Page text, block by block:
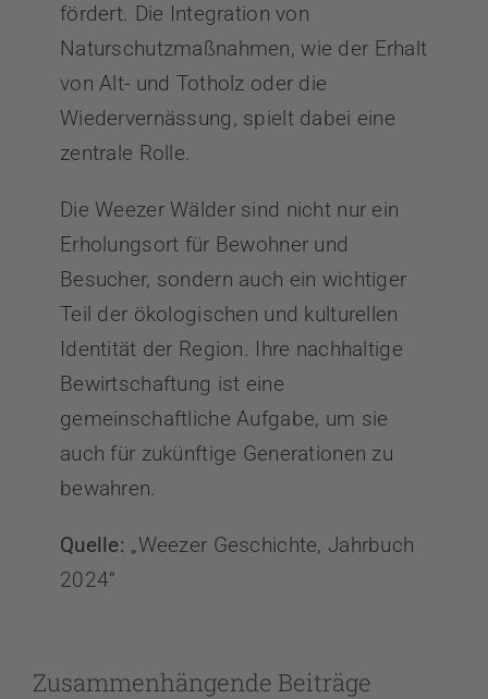
fördert. Die Integration von
Naturschutzmaßnahmen, wie der Erhalt
von Alt- und Totholz oder die
Wiedervernässung, spielt dabei eine
zentrale Rolle.
Die Weezer Wälder sind nicht nur ein
Erholungsort für Bewohner und
Besucher, sondern auch ein wichtiger
Teil der ökologischen und kulturellen
Identität der Region. Ihre nachhaltige
Bewirtschaftung ist eine
gemeinschaftliche Aufgabe, um sie
auch für zukünftige Generationen zu
bewahren.
Quelle: „Weezer Geschichte, Jahrbuch
2024“
Zusammenhängende Beiträge